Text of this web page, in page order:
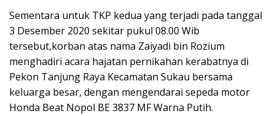
Sementara untuk TKP kedua yang terjadi pada tanggal
3 Desember 2020 sekitar pukul 08.00 Wib
tersebut,korban atas nama Zaiyadi bin Rozium
menghadiri acara hajatan pernikahan kerabatnya di
Pekon Tanjung Raya Kecamatan Sukau bersama
keluarga besar, dengan mengendarai sepeda motor
Honda Beat Nopol BE 3837 MF Warna Putih.